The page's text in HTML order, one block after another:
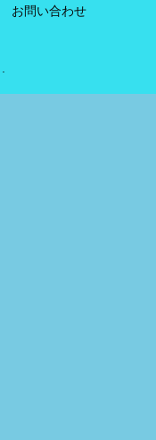
お問い合わせ